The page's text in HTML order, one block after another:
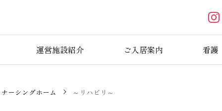
運営施設紹介 ご入居案内 看護
ナーシングホーム ～リハビリ～